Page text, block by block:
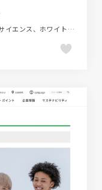
イラスト、スタイリッシュ、テクノロジー・サイエンス、ホワイト系、新卒・中途採用サイト